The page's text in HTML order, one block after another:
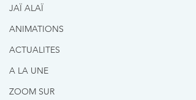
JAÏ ALAÏ
ANIMATIONS
ACTUALITES
A LA UNE
ZOOM SUR